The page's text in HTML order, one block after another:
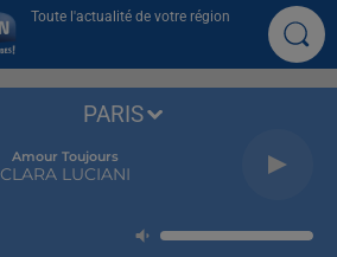
Toute l'actualité de votre région
Amour Toujours
CLARA LUCIANI
PARIS